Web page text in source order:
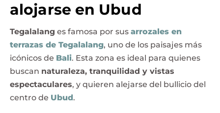
alojarse en Ubud
Tegalalang es famosa por sus arrozales en
terrazas de Tegalalang, uno de los paisajes más
icónicos de Bali. Esta zona es ideal para quienes
buscan naturaleza, tranquilidad y vistas
espectaculares, y quieren alejarse del bullicio del
centro de Ubud .